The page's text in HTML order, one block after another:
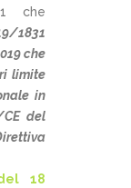
che
1831
che
limite
in
del
18